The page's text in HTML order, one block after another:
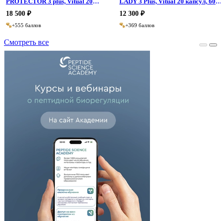
Смотреть все
18 500 ₽
+555 баллов
12 300 ₽
+369 баллов